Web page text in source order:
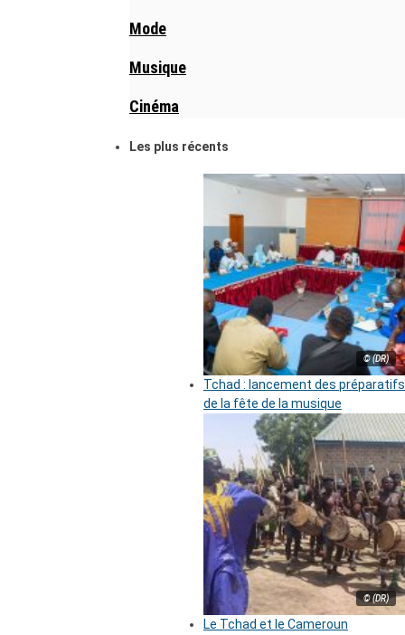
Mode
Musique
Cinéma
Les plus récents
© (DR)
Tchad : lancement des préparatifs
de la fête de la musique
© (DR)
Le Tchad et le Cameroun